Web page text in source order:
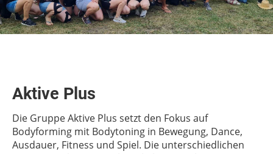
Aktive Plus
Die Gruppe Aktive Plus setzt den Fokus auf
Bodyforming mit Bodytoning in Bewegung, Dance,
Ausdauer, Fitness und Spiel. Die unterschiedlichen